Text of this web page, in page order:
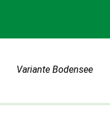
Variante Bodensee